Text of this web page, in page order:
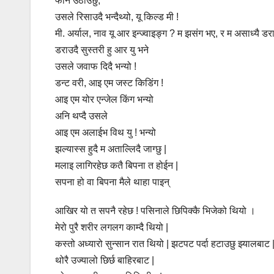
उसले रिसाउदै भन्दैथ्यो, यू किल्ड मी !
मी. अर्याल, नाव यू आर इन्ज्वाइङ्ग ? म झसंग भए, र म असाध्यै
डराउदै सुस्तरी हु आर यु भने
उसले जवाफ दिदै भन्यो !
डन्ट वरी, आइ एम जस्ट किडिंग !
आइ एम योर एन्जेल किंग भन्यो
अनि थप्दै उसले
आइ एम अलाईभ विथ यु ! भन्यो
झल्यास्स हुदै म अताल्लिदै जाग्छु |
मलाइ लागिरहेछ कतै बिपना त होईन |
सपना हो वा बिपना मैले थाहा पाइन्
आखिर यो त सपनै रहेछ ! पसिनाले छिपिक्कै भिजेको थियो ।
मेरो पुरै शरीर लगलग काम्दै थियो |
कस्तो अध्यारो सुन्सान रात थियो | झटपट पर्दा हटाउछु झ्यालबाट |
थोरै उज्यालो छिर्छ बाहिरबाट |